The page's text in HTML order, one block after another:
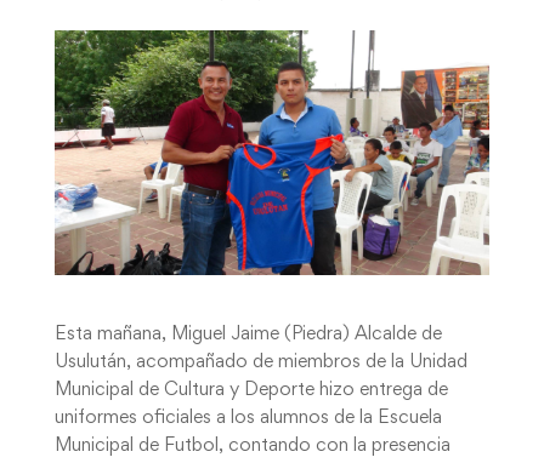
Esta mañana, Miguel Jaime (Piedra) Alcalde de
Usulután, acompañado de miembros de la Unidad
Municipal de Cultura y Deporte hizo entrega de
uniformes oficiales a los alumnos de la Escuela
Municipal de Futbol, contando con la presencia